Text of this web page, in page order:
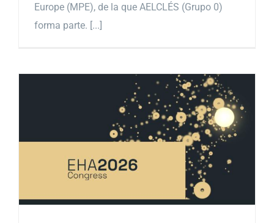
Europe (MPE), de la que AELCLÉS (Grupo 0)
forma parte. [...]